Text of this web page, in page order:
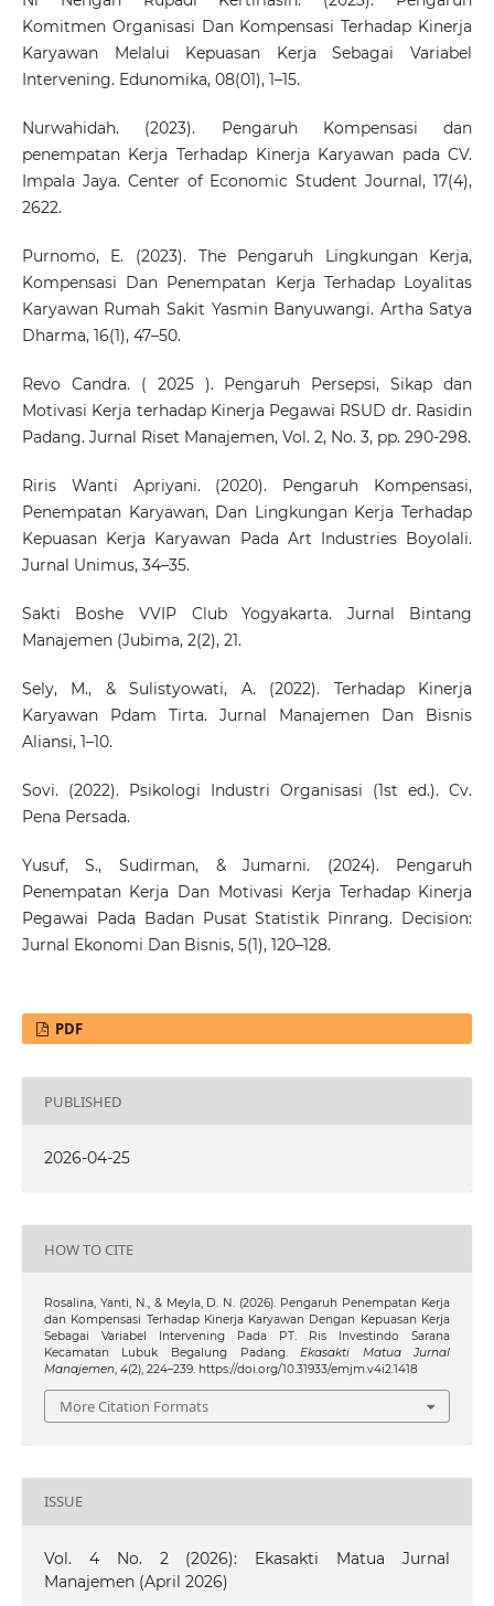
Komitmen Organisasi Dan Kompensasi Terhadap Kinerja
Karyawan Melalui Kepuasan Kerja Sebagai Variabel
Intervening. Edunomika, 08(01), 1–15.
Nurwahidah. (2023). Pengaruh Kompensasi dan
penempatan Kerja Terhadap Kinerja Karyawan pada CV.
Impala Jaya. Center of Economic Student Journal, 17(4),
2622.
Purnomo, E. (2023). The Pengaruh Lingkungan Kerja,
Kompensasi Dan Penempatan Kerja Terhadap Loyalitas
Karyawan Rumah Sakit Yasmin Banyuwangi. Artha Satya
Dharma, 16(1), 47–50.
Revo Candra. ( 2025 ). Pengaruh Persepsi, Sikap dan
Motivasi Kerja terhadap Kinerja Pegawai RSUD dr. Rasidin
Padang. Jurnal Riset Manajemen, Vol. 2, No. 3, pp. 290-298.
Riris Wanti Apriyani. (2020). Pengaruh Kompensasi,
Penempatan Karyawan, Dan Lingkungan Kerja Terhadap
Kepuasan Kerja Karyawan Pada Art Industries Boyolali.
Jurnal Unimus, 34–35.
Sakti Boshe VVIP Club Yogyakarta. Jurnal Bintang
Manajemen (Jubima, 2(2), 21.
Sely, M., & Sulistyowati, A. (2022). Terhadap Kinerja
Karyawan Pdam Tirta. Jurnal Manajemen Dan Bisnis
Aliansi, 1–10.
Sovi. (2022). Psikologi Industri Organisasi (1st ed.). Cv.
Pena Persada.
Yusuf, S., Sudirman, & Jumarni. (2024). Pengaruh
Penempatan Kerja Dan Motivasi Kerja Terhadap Kinerja
Pegawai Pada Badan Pusat Statistik Pinrang. Decision:
Jurnal Ekonomi Dan Bisnis, 5(1), 120–128.
PDF
PUBLISHED
2026-04-25
HOW TO CITE
Rosalina, Yanti, N., & Meyla, D. N. (2026). Pengaruh Penempatan Kerja
dan Kompensasi Terhadap Kinerja Karyawan Dengan Kepuasan Kerja
Sebagai Variabel Intervening Pada PT. Ris Investindo Sarana
Kecamatan Lubuk Begalung Padang.Ekasakti Matua Jurnal
Manajemen, 4(2), 224–239. https://doi.org/10.31933/emjm.v4i2.1418
More Citation Formats
ISSUE
Vol. 4 No. 2 (2026): Ekasakti Matua Jurnal
Manajemen (April 2026)